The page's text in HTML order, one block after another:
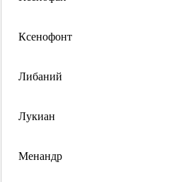
Ксенофонт
Либаний
Лукиан
Менандр